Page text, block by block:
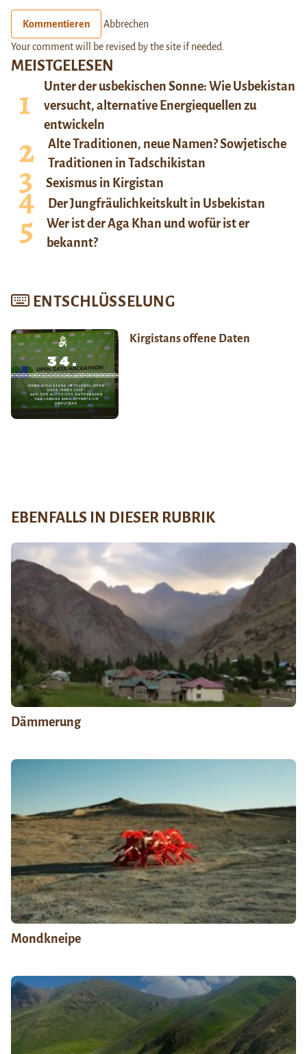
MEISTGELESEN
Unter der usbekischen Sonne: Wie Usbekistan
versucht, alternative Energiequellen zu
entwickeln
Alte Traditionen, neue Namen? Sowjetische
Traditionen in Tadschikistan
Sexismus in Kirgistan
Der Jungfräulichkeitskult in Usbekistan
Wer ist der Aga Khan und wofür ist er
bekannt?
ENTSCHLÜSSELUNG
Kirgistans offene Daten
Kommentieren Abbrechen
Your comment will be revised by the site if needed.
EBENFALLS IN DIESER RUBRIK
Dämmerung
Mondkneipe